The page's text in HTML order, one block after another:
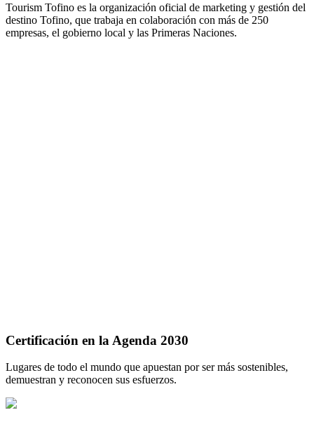
Tourism Tofino es la organización oficial de marketing y gestión del
destino Tofino, que trabaja en colaboración con más de 250
empresas, el gobierno local y las Primeras Naciones.
Certificación en la Agenda 2030
Lugares de todo el mundo que apuestan por ser más sostenibles,
demuestran y reconocen sus esfuerzos.